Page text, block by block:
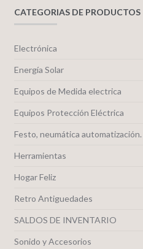
CATEGORIAS DE PRODUCTOS
Electrónica
Energía Solar
Equipos de Medida electrica
Equipos Protección Eléctrica
Festo, neumática automatización.
Herramientas
Hogar Feliz
Retro Antiguedades
SALDOS DE INVENTARIO
Sonido y Accesorios